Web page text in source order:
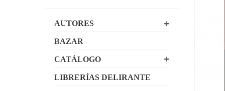
AUTORES
BAZAR
CATÁLOGO
LIBRERÍAS DELIRANTE